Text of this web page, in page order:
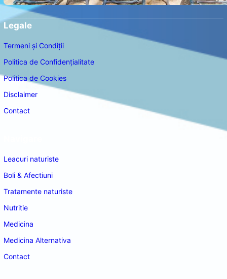
Legale
Termeni și Condiții
Politica de Confidențialitate
Politica de Cookies
Disclaimer
Contact
Leacuri naturiste
Boli & Afectiuni
Tratamente naturiste
Nutritie
Medicina
Medicina Alternativa
Contact